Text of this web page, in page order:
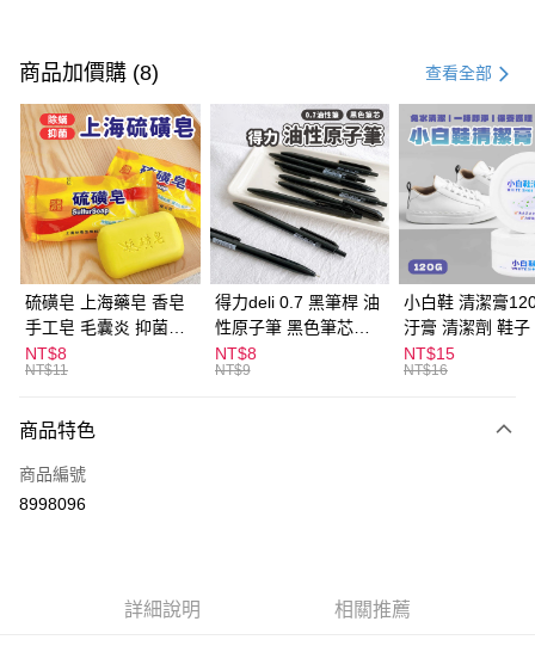
信用卡一次付款
超商取貨付款
LINE Pay
Apple Pay
街口支付
悠遊付
ATM付款
全家取貨付款
每筆NT$60，滿NT$599(含以上)免運費
付款後全家取貨
每筆NT$60，滿NT$599(含以上)免運費
商品加價購 (8) 查看全部
硫磺皂 上海藥皂 香皂
手工皂 毛囊炎 抑菌除
蟎 清潔護膚 去油去痘
寵物皮膚病 狗狗貓咪
NT$8
NT$11
得力deli 0.7 黑筆桿 油
性原子筆 黑色筆芯
S304
NT$8
NT$9
小白鞋 清潔膏
汙膏 清潔劑 鞋子
漬 白皮鞋 鞋油
NT$15
NT$16
商品特色
商品編號
8998096
詳細說明 相關推薦